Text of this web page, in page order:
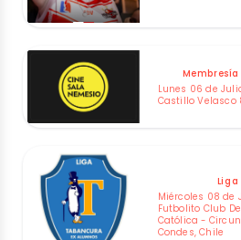
Lunes 06 de
Castillo Velasco
Liga
Miércoles 08 de
Futbolito Club
Católica -
Condes, Chile